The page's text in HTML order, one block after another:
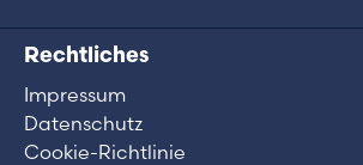
Rechtliches
Impressum
Datenschutz
Cookie-Richtlinie